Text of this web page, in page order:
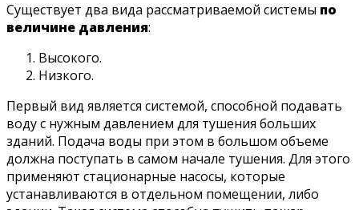
Существует два вида рассматриваемой системы по
величине давления:
Высокого.
Низкого.
Первый вид является системой, способной подавать
воду с нужным давлением для тушения больших
зданий. Подача воды при этом в большом объеме
должна поступать в самом начале тушения. Для этого
применяют стационарные насосы, которые
устанавливаются в отдельном помещении, либо